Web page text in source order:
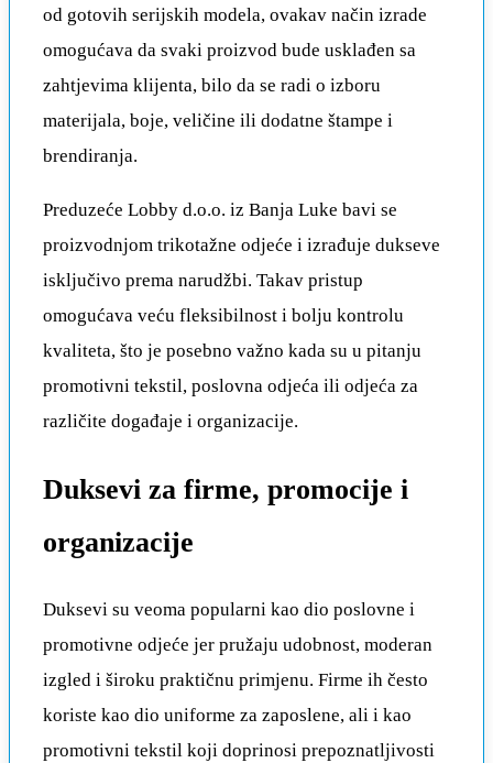
od gotovih serijskih modela, ovakav način izrade
omogućava da svaki proizvod bude usklađen sa
zahtjevima klijenta, bilo da se radi o izboru
materijala, boje, veličine ili dodatne štampe i
brendiranja.
Preduzeće Lobby d.o.o. iz Banja Luke bavi se
proizvodnjom trikotažne odjeće i izrađuje dukseve
isključivo prema narudžbi. Takav pristup
omogućava veću fleksibilnost i bolju kontrolu
kvaliteta, što je posebno važno kada su u pitanju
promotivni tekstil, poslovna odjeća ili odjeća za
različite događaje i organizacije.
Duksevi za firme, promocije i
organizacije
Duksevi su veoma popularni kao dio poslovne i
promotivne odjeće jer pružaju udobnost, moderan
izgled i široku praktičnu primjenu. Firme ih često
koriste kao dio uniforme za zaposlene, ali i kao
promotivni tekstil koji doprinosi prepoznatljivosti